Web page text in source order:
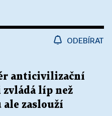
ODEBÍRAT
anticivilizační
zvládá líp než
zaslouží